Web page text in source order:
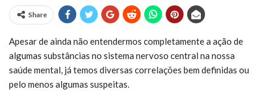
Share
Apesar de ainda não entendermos completamente a ação de
algumas substâncias no sistema nervoso central na nossa
saúde mental, já temos diversas correlações bem definidas ou
pelo menos algumas suspeitas.